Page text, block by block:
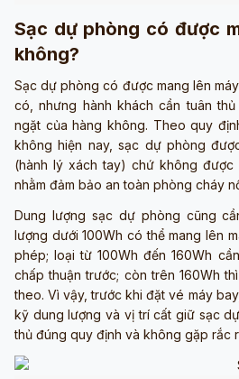
Sạc dự phòng có được
không?
Sạc dự phòng có được mang lên
có, nhưng hành khách cần tuân
ngặt của hàng không. Theo quy
không hiện nay, sạc dự phòng
(hành lý xách tay) chứ không
nhằm đảm bảo an toàn phòng cháy
Dung lượng sạc dự phòng cũng
lượng dưới 100Wh có thể mang lên
phép; loại từ 100Wh đến 160Wh
chấp thuận trước; còn trên 160Wh
theo. Vì vậy, trước khi đặt vé máy
kỹ dung lượng và vị trí cất giữ sạc
thủ đúng quy định và không gặp rắc